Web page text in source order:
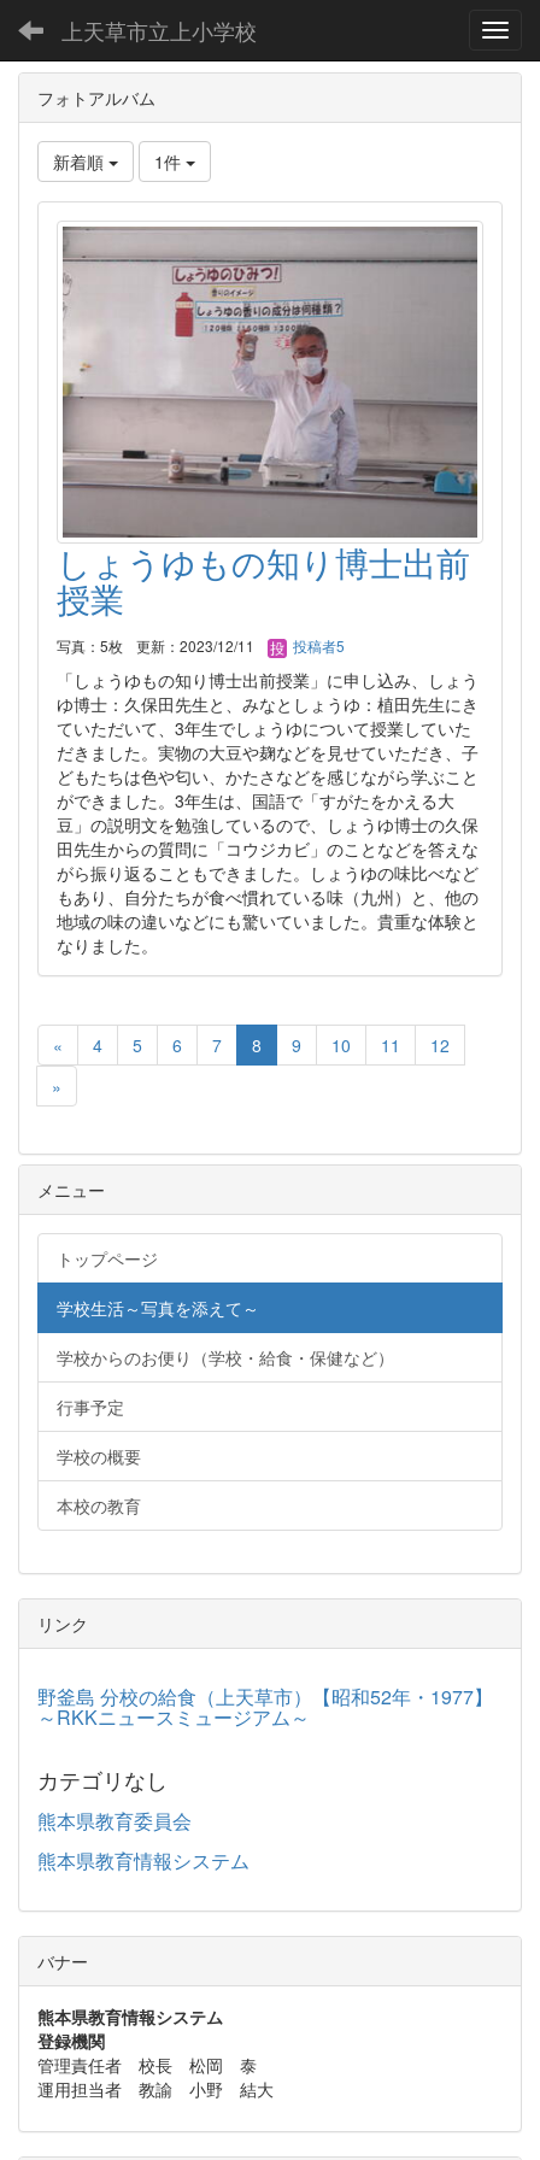
上天草市立上小学校
フォトアルバム
新着順 1件
しょうゆもの知り博士出前
授業
写真：5枚 更新：2023/12/11 投稿者5
「しょうゆもの知り博士出前授業」に申し込み、しょう
ゆ博士：久保田先生と、みなとしょうゆ：植田先生にき
ていただいて、3年生でしょうゆについて授業していた
だきました。実物の大豆や麹などを見せていただき、子
どもたちは色や匂い、かたさなどを感じながら学ぶこと
ができました。3年生は、国語で「すがたをかえる大
豆」の説明文を勉強しているので、しょうゆ博士の久保
田先生からの質問に「コウジカビ」のことなどを答えな
がら振り返ることもできました。しょうゆの味比べなど
もあり、自分たちが食べ慣れている味（九州）と、他の
地域の味の違いなどにも驚いていました。貴重な体験と
なりました。
« 4 5 6 7 8 9 10 11
12
»
メニュー
トップページ
学校生活～写真を添えて～
学校からのお便り（学校・給食・保健など）
行事予定
学校の概要
本校の教育
リンク
野釜島 分校の給食（上天草市）【昭和52年・1977】
～RKKニュースミュージアム～
カテゴリなし
熊本県教育委員会
熊本県教育情報システム
バナー
熊本県教育情報システム
登録機関
管理責任者 校長 松岡 泰
運用担当者 教諭 小野 結大